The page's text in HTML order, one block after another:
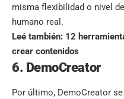
misma flexibilidad o nivel
humano real.
Leé también: 12
crear contenidos
6. DemoCreator
Por último, DemoCreator